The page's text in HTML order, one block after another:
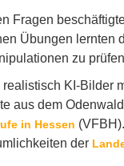
Fragen
Übungen lernten
zu
KI-Bilder
aus dem
in Hessen
der